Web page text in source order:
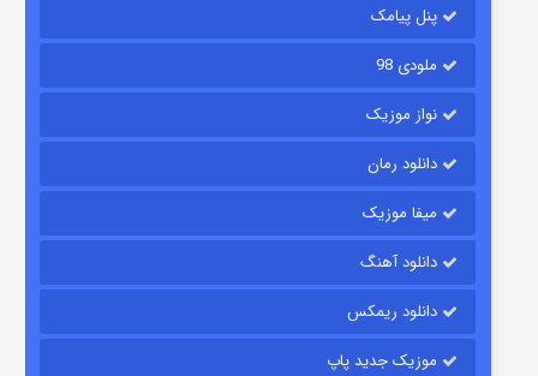
قسمت۱۵ (دوبله) منتشر شد
پنل پیامک
ملودی 98
نواز موزیک
دانلود رمان
میفا موزیک
دانلود آهنگ
دانلود ریمکس
موزیک جدید پاپ